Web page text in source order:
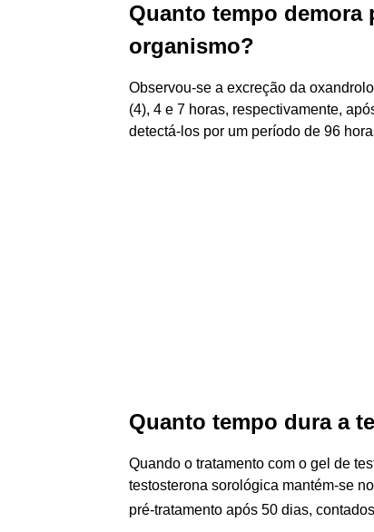
Quanto tempo demora
organismo?
Observou-se a excreção da
(4), 4 e 7 horas, respectivamente,
detectá-los por um período de 96
Quanto tempo dura a
Quando o tratamento com o gel de
testosterona sorológica mantém-se
pré-tratamento após 50 dias,